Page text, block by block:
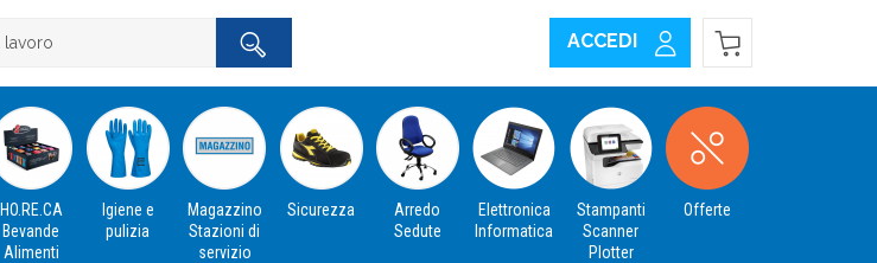
ACCEDI
HO.RE.CA
Bevande
Alimenti
Igiene e
pulizia
Magazzino
Stazioni di
servizio
Sicurezza
Arredo
Sedute
Elettronica
Informatica
Stampanti
Scanner
Plotter
Offerte